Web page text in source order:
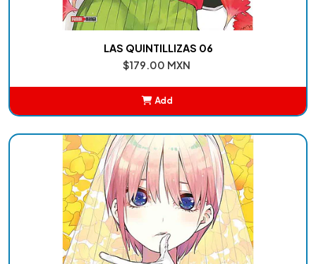
LAS QUINTILLIZAS 06
$179.00 MXN
Add